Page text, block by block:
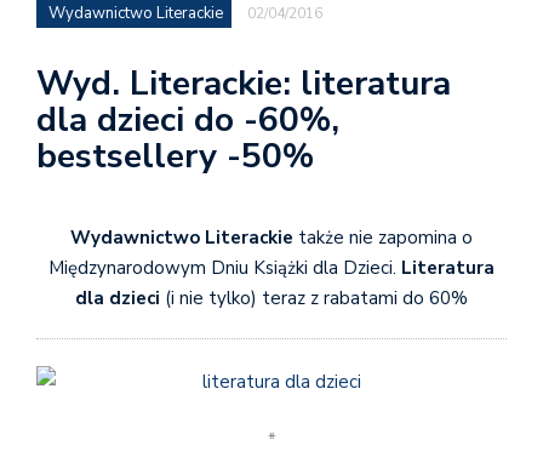
Wydawnictwo Literackie 02/04/2016
Wyd. Literackie: literatura
dla dzieci do -60%,
bestsellery -50%
Wydawnictwo Literackie także nie zapomina o
Międzynarodowym Dniu Książki dla Dzieci. Literatura
dla dzieci (i nie tylko) teraz z rabatami do 60%
*